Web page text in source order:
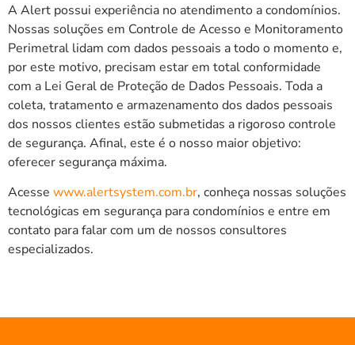
A Alert possui experiência no atendimento a condomínios.
Nossas soluções em Controle de Acesso e Monitoramento
Perimetral lidam com dados pessoais a todo o momento e,
por este motivo, precisam estar em total conformidade
com a Lei Geral de Proteção de Dados Pessoais. Toda a
coleta, tratamento e armazenamento dos dados pessoais
dos nossos clientes estão submetidas a rigoroso controle
de segurança. Afinal, este é o nosso maior objetivo:
oferecer segurança máxima.
Acesse www.alertsystem.com.br, conheça nossas soluções
tecnológicas em segurança para condomínios e entre em
contato para falar com um de nossos consultores
especializados.